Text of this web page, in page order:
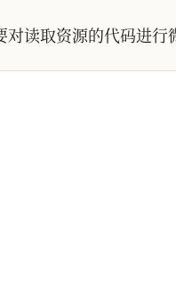
读取资源的代码进行